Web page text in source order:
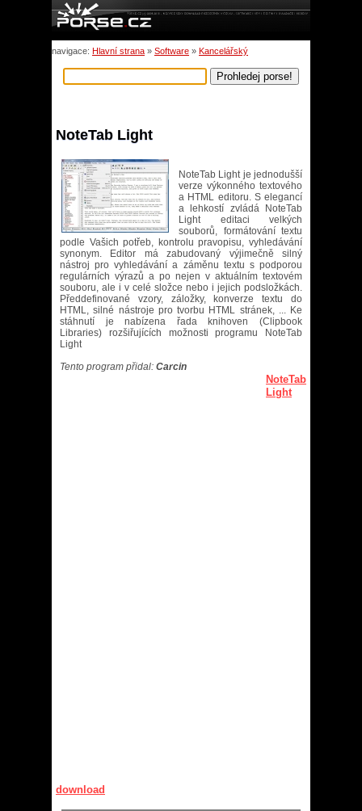
navigace: Hlavní strana » Software » Kancelářský
NoteTab Light
NoteTab Light je jednodušší
verze výkonného textového
a HTML editoru. S elegancí
a lehkostí zvládá NoteTab
Light editaci velkých
souborů, formátování textu
podle Vašich potřeb, kontrolu pravopisu, vyhledávání
synonym. Editor má zabudovaný výjimečně silný
nástroj pro vyhledávání a záměnu textu s podporou
regulárních výrazů a po nejen v aktuálním textovém
souboru, ale i v celé složce nebo i jejich podsložkách.
Předdefinované vzory, záložky, konverze textu do
HTML, silné nástroje pro tvorbu HTML stránek, ... Ke
stáhnutí je nabízena řada knihoven (Clipbook
Libraries) rozšiřujících možnosti programu NoteTab
Light
Tento program přidal: Carcin
NoteTab
Light
download